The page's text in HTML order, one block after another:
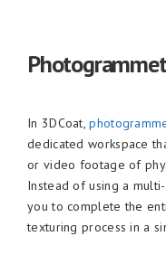
In 3DCoat,
dedicated workspace
or video footage of
Instead of using a
you to complete the
texturing process in a